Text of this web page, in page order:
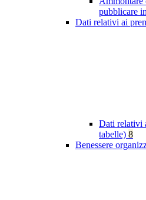
pubblicare
Dati relativi ai
Dati relativi
tabelle) 8
Benessere